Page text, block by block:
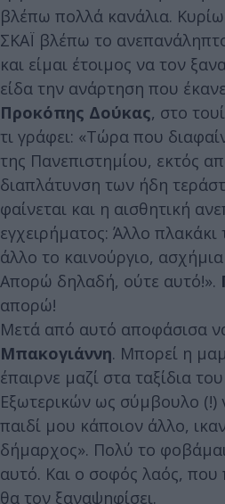
βλέπω πολλά κανάλια.
ΣΚΑΪ βλέπω το
και είμαι έτοιμος να τον
είδα την ανάρτηση που
Προκόπης Δούκας, στο
τι γράφει: «Τώρα που
της Πανεπιστημίου, εκτός
διαπλάτυνση των ήδη
φαίνεται και η αισθητική
εγχειρήματος: Άλλο
άλλο το καινούργιο,
Απορώ δηλαδή, ούτε αυτό!».
απορώ!
Μετά από αυτό αποφάσισα
Μπακογιάννη. Μπορεί η
έπαιρνε μαζί στα ταξίδια
Εξωτερικών ως σύμβουλο (!)
παιδί μου κάποιον άλλο,
δήμαρχος». Πολύ το
αυτό. Και ο σοφός λαός, που
θα τον ξαναψηφίσει.